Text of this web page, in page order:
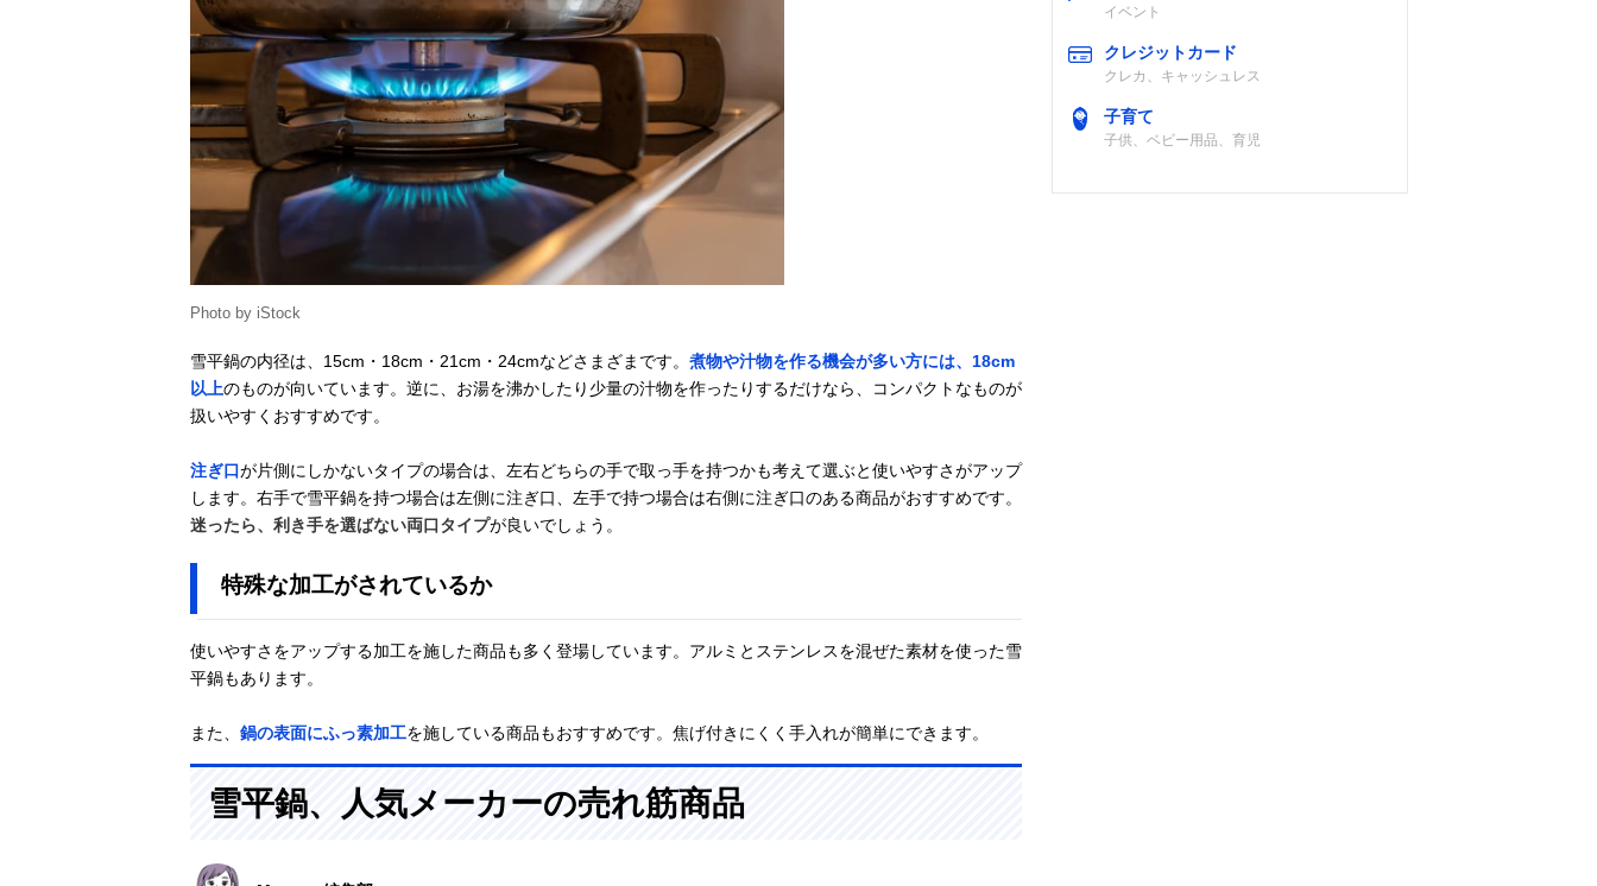
Photo by iStock
雪平鍋の内径は、15cm・18cm・21cm・24cmなどさまざまです。 煮物や汁物を作る機会が多い方には、18cm
以上のものが向いています。逆に、お湯を沸かしたり少量の汁物を作ったりするだけなら、コンパクトなものが
扱いやすくおすすめです。
注ぎ口が片側にしかないタイプの場合は、左右どちらの手で取っ手を持つかも考えて選ぶと使いやすさがアップ
します。右手で雪平鍋を持つ場合は左側に注ぎ口、左手で持つ場合は右側に注ぎ口のある商品がおすすめです。
迷ったら、利き手を選ばない両口タイプが良いでしょう。
特殊な加工がされているか
使いやすさをアップする加工を施した商品も多く登場しています。アルミとステンレスを混ぜた素材を使った雪
平鍋もあります。
また、 鍋の表面にふっ素加工を施している商品もおすすめです。焦げ付きにくく手入れが簡単にできます。
雪平鍋、人気メーカーの売れ筋商品
イベント
クレジットカード
クレカ、キャッシュレス
子育て
子供、ベビー用品、育児